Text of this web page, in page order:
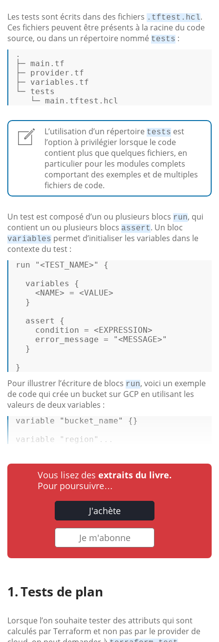
Les tests sont écrits dans des fichiers .tftest.hcl.
Ces fichiers peuvent être présents à la racine du code
source, ou dans un répertoire nommé tests :
.
├─ main .tf
├─ provider .tf
├─ variables .tf
└─ tests
└─ main .tftest .hcl
L’utilisation d’un répertoire tests est
l’option à privilégier lorsque le code
contient plus que quelques fichiers, en
particulier pour les modules complets
comportant des exemples et de multiples
fichiers de code.
Un test est composé d’un ou plusieurs blocs run, qui
contient un ou plusieurs blocs assert. Un bloc
variables permet d’initialiser les variables dans le
contexte du test :
run "<TEST_NAME>" {
variables {
<NAME> = <VALUE>
}
assert {
condition = <EXPRESSION>
error_message = "<MESSAGE>"
}
}
Pour illustrer l’écriture de blocs run, voici un exemple
de code qui crée un bucket sur GCP en utilisant les
valeurs de deux variables :
variable "bucket_name"
{}
variable
"region" ...
Vous lisez des extraits du livre.
Pour poursuivre…
J'achète
Je m'abonne
Tests de plan
Lorsque l’on souhaite tester des attributs qui sont
calculés par Terraform et non pas par le provider de